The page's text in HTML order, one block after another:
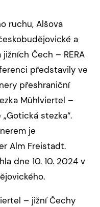
ruchu, Alšova
a
Čech – RERA
představily ve
přeshraniční
Mühlviertel –
stezka“.
je
Alm Freistadt.
dne 10. 10. 2024 v
– jižní Čechy